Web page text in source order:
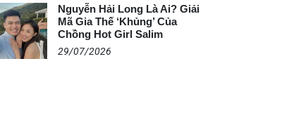
Nguyễn Hải Long Là Ai? Giải
Mã Gia Thế ‘Khủng’ Của
Chồng Hot Girl Salim
29/07/2026